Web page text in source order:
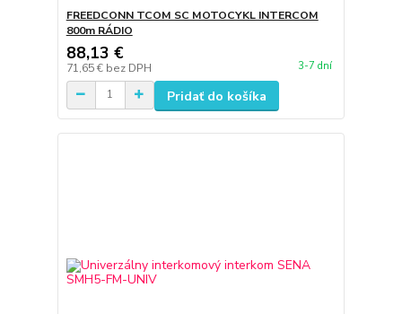
FREEDCONN TCOM SC MOTOCYKL INTERCOM
800m RÁDIO
88,13 €
71,65 € bez DPH 3-7 dní
Pridať do košíka